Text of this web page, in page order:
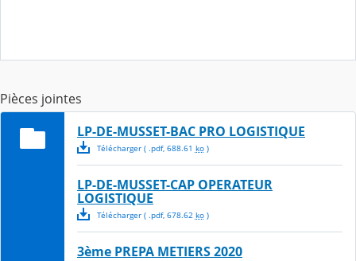
Pièces jointes
LP-DE-MUSSET-BAC PRO LOGISTIQUE
Télécharger( .pdf, 688.61 ko)
LP-DE-MUSSET-CAP OPERATEUR
LOGISTIQUE
Télécharger( .pdf, 678.62 ko)
3ème PREPA METIERS 2020